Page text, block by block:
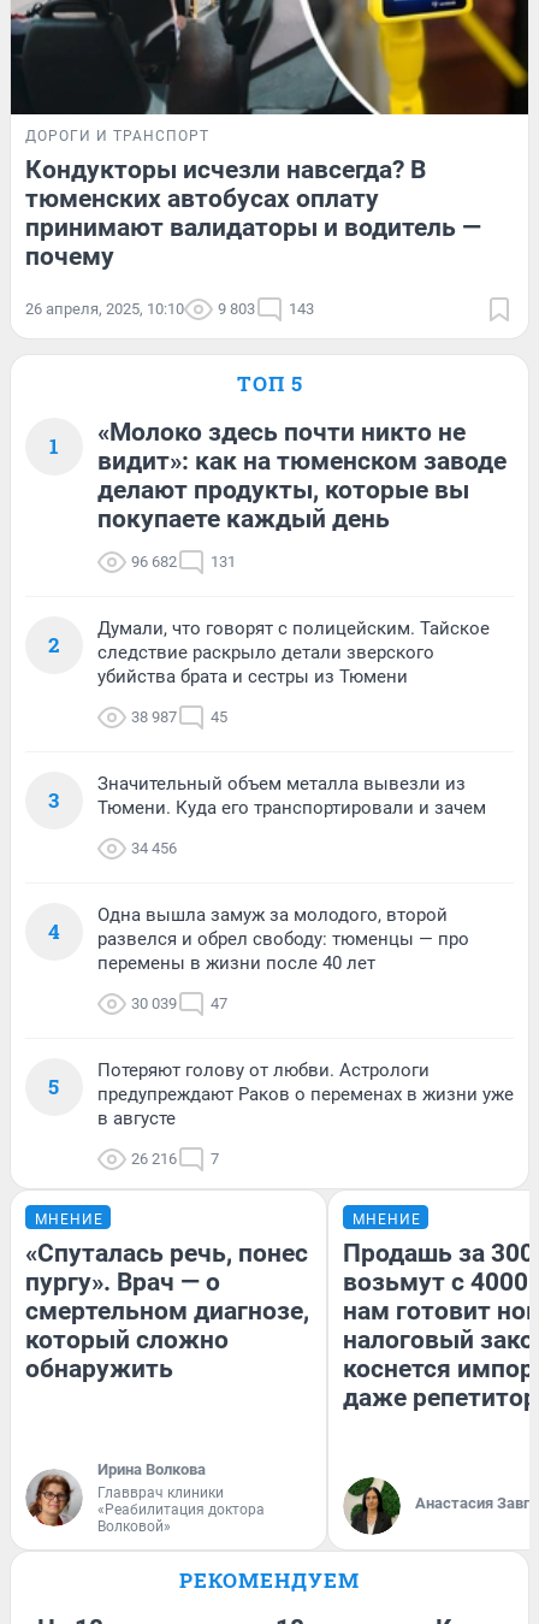
ДОРОГИ И ТРАНСПОРТ
Кондукторы исчезли навсегда? В
тюменских автобусах оплату
принимают валидаторы и водитель —
почему
26 апреля, 2025, 10:10 9 803 143
ТОП 5
1
«Молоко здесь почти никто не
видит»: как на тюменском заводе
делают продукты, которые вы
покупаете каждый день
96 682 131
2
Думали, что говорят с полицейским. Тайское
следствие раскрыло детали зверского
убийства брата и сестры из Тюмени
38 987 45
3
Значительный объем металла вывезли из
Тюмени. Куда его транспортировали и зачем
34 456
4
Одна вышла замуж за молодого, второй
развелся и обрел свободу: тюменцы — про
перемены в жизни после 40 лет
30 039 47
5
Потеряют голову от любви. Астрологи
предупреждают Раков о переменах в жизни уже
в августе
26 216 7
МНЕНИЕ
«Спуталась речь, понес
пургу». Врач — о
смертельном диагнозе,
который сложно
обнаружить
Ирина Волкова
Главврач клиники
«Реабилитация доктора
Волковой»
МНЕНИЕ
Продашь за
возьмут с
нам готовит
налоговый
коснется
даже
Анастасия
РЕКОМЕНДУЕМ